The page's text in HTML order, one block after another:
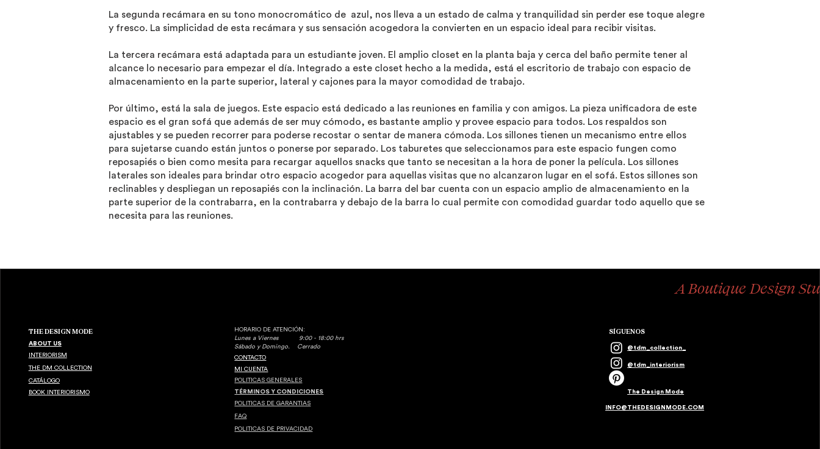
La segunda recámara en su tono monocromático de azul, nos lleva a un estado de calma y tranquilidad sin perder ese toque alegre
y fresco. La simplicidad de esta recámara y sus sensación acogedora la convierten en un espacio ideal para recibir visitas.
La tercera recámara está adaptada para un estudiante joven. El amplio closet en la planta baja y cerca del baño permite tener al
alcance lo necesario para empezar el día. Integrado a este closet hecho a la medida, está el escritorio de trabajo con espacio de
almacenamiento en la parte superior, lateral y cajones para la mayor comodidad de trabajo.
Por último, está la sala de juegos. Este espacio está dedicado a las reuniones en familia y con amigos. La pieza unificadora de este
espacio es el gran sofá que además de ser muy cómodo, es bastante amplio y provee espacio para todos. Los respaldos son
ajustables y se pueden recorrer para poderse recostar o sentar de manera cómoda. Los sillones tienen un mecanismo entre ellos
para sujetarse cuando están juntos o ponerse por separado. Los taburetes que seleccionamos para este espacio fungen como
reposapiés o bien como mesita para recargar aquellos snacks que tanto se necesitan a la hora de poner la película. Los sillones
laterales son ideales para brindar otro espacio acogedor para aquellas visitas que no alcanzaron lugar en el sofá. Estos sillones son
reclinables y despliegan un reposapiés con la inclinación. La barra del bar cuenta con un espacio amplio de almacenamiento en la
parte superior de la contrabarra, en la contrabarra y debajo de la barra lo cual permite con comodidad guardar todo aquello que se
necesita para las reuniones.
THE DESIGN MODE
ABOUT US
INTERIORISM
THE DM COLLECTION
CATÁLOGO
BOOK INTERIORISMO
HORARIO DE ATENCIÓN:
Lunes a Viernes 9:00 - 18:00 hrs
​Sábado y Domingo. Cerrado
CONTACTO
MI CUENTA
POLITICAS GENERALES
TÉRMINOS Y CONDICIONES
POLITICAS DE GARANTIAS
FAQ
POLITICAS DE PRIVACIDAD
SÍGUENOS
@tdm_collection_
@tdm_interiorism
The Design Mode
INFO@THEDESIGNMODE.COM
A Boutique Design